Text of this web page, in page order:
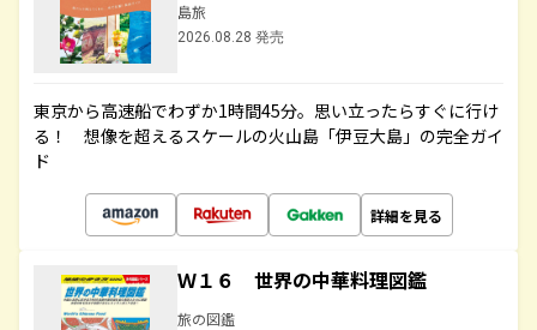
島旅
2026.08.28 発売
東京から高速船でわずか1時間45分。思い立ったらすぐに行け
る！ 想像を超えるスケールの火山島「伊豆大島」の完全ガイ
ド
詳細を見る
Ｗ１６ 世界の中華料理図鑑
旅の図鑑